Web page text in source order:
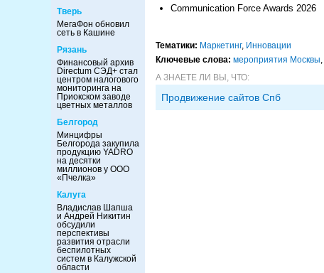
Тверь
МегаФон обновил
сеть в Кашине
Рязань
Финансовый архив
Directum СЭД+ стал
центром налогового
мониторинга на
Приокском заводе
цветных металлов
Белгород
Минцифры
Белгорода закупила
продукцию YADRO
на десятки
миллионов у ООО
«Пчелка»
Калуга
Владислав Шапша
и Андрей Никитин
обсудили
перспективы
развития отрасли
беспилотных
систем в Калужской
области
Communication Force Awards 2026
Тематики: Маркетинг, Инновации
Ключевые слова: мероприятия Москвы,
А ЗНАЕТЕ ЛИ ВЫ, ЧТО:
Продвижение сайтов Спб